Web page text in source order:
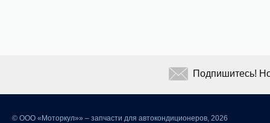
© ООО «Моторкул»» – запчасти для автокондиционеров, 2026
Подпишитесь!